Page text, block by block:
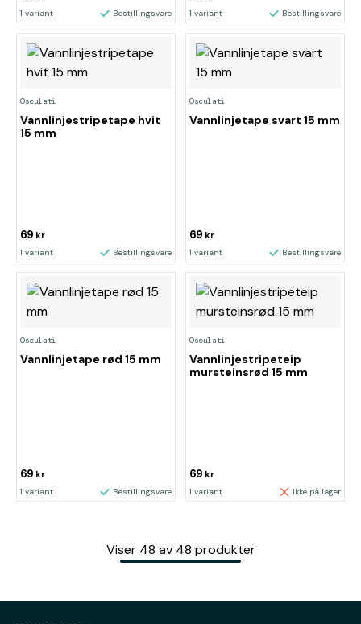
1 variant Bestillingsvare 1 variant Bestillingsvare
Osculati
Vannlinjestripetape hvit
15 mm
69 kr
1 variant Bestillingsvare
Osculati
Vannlinjetape svart 15 mm
69 kr
1 variant Bestillingsvare
Osculati
Vannlinjetape rød 15 mm
69 kr
1 variant Bestillingsvare
Osculati
Vannlinjestripeteip
mursteinsrød 15 mm
69 kr
1 variant Ikke på lager
Viser 48 av 48 produkter